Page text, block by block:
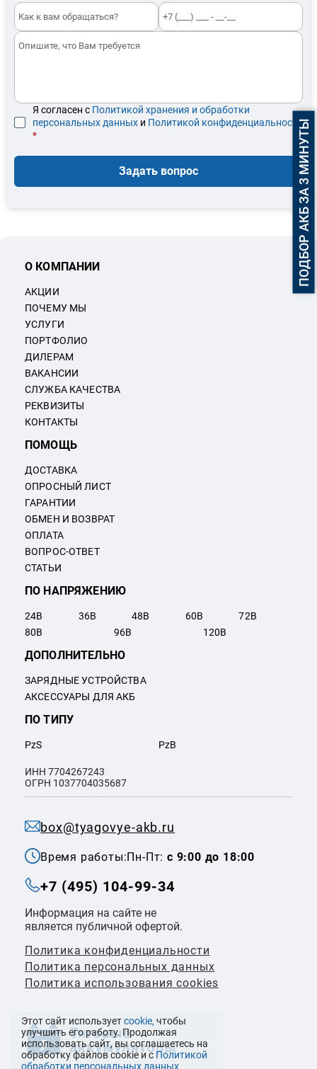
Я согласен с Политикой хранения и обработки
персональных данных и Политикой конфиденциальности
*
Задать вопрос
box@tyagovye-akb.ru
Время работы:Пн-Пт:с 9:00 до 18:00
+7 (495) 104-99-34
Информация на сайте не
является публичной офертой.
Политика конфиденциальности
Политикa персональных данных
Политика использования cookies
О КОМПАНИИ
АКЦИИ
ПОЧЕМУ МЫ
УСЛУГИ
ПОРТФОЛИО
ДИЛЕРАМ
ВАКАНСИИ
СЛУЖБА КАЧЕСТВА
РЕКВИЗИТЫ
КОНТАКТЫ
ПОМОЩЬ
ДОСТАВКА
ОПРОСНЫЙ ЛИСТ
ГАРАНТИИ
ОБМЕН И ВОЗВРАТ
ОПЛАТА
ВОПРОС-ОТВЕТ
СТАТЬИ
ПО НАПРЯЖЕНИЮ
24В 36В 48В 60В 72В
80В 96В 120В
ПО ТИПУ
PzS PzB
ДОПОЛНИТЕЛЬНО
ЗАРЯДНЫЕ УСТРОЙСТВА
АКСЕССУАРЫ ДЛЯ АКБ
ИНН 7704267243
ОГРН 1037704035687
ПОДБОР АКБ ЗА 3 МИНУТЫ
Этот сайт используетcookie, чтобы
улучшить его работу. Продолжая
использовать сайт, вы соглашаетесь на
обработку файлов cookie и с Политикой
обработки персональных данных